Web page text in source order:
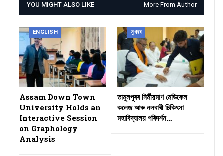
YOU MIGHT ALSO LIKE More From Author
ENGLISH
Assam Down Town
University Holds an
Interactive Session
on Graphology
Analysis
সুখবৰ
তামুলপুৰৰ নিৰ্মীয়মাণ মেডিকেল
কলেজ আৰু নলবাৰী চিকিৎসা
মহাবিদ্যালয় পৰিদৰ্শন…